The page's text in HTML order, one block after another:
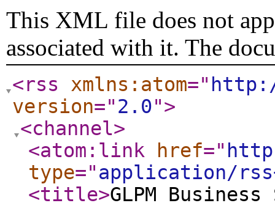
This XML file does not
associated with it. The
<rss xmlns:atom="
version="2.0">
<channel>
<atom:link
href="
type="application/
<title>GLPM